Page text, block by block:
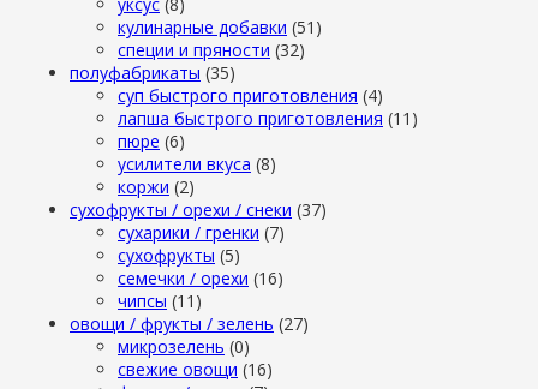
кулинарные добавки (51)
специи и пряности (32)
полуфабрикаты (35)
суп быстрого приготовления (4)
лапша быстрого приготовления (11)
пюре (6)
усилители вкуса (8)
коржи (2)
сухофрукты / орехи / снеки (37)
сухарики / гренки (7)
сухофрукты (5)
семечки / орехи (16)
чипсы (11)
овощи / фрукты / зелень (27)
микрозелень (0)
свежие овощи (16)